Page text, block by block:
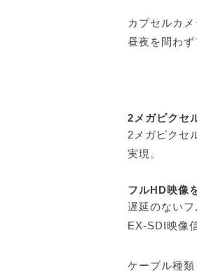
カプセルカ
昼夜を問わ
2メガピクセ
2メガピクセ
実現。
フルHD映像
遅延のない
EX-SDI映像
ケーブル種